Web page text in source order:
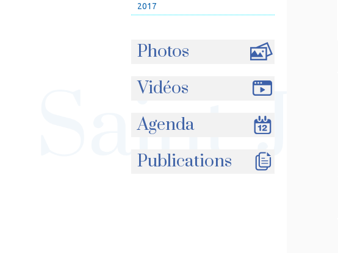
2017
Photos
Vidéos
Agenda
Publications